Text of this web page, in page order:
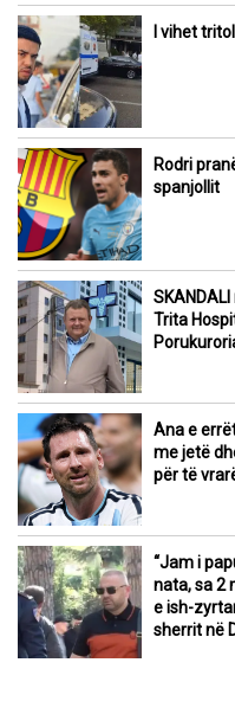
I vihet
Rodri
spanjollit
Trita
Ana e
me jetë
për të
“Jam i
nata, sa 2
e ish-
sherrit në